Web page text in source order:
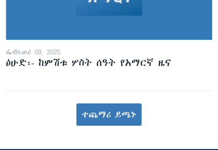
ፌብሩወሪ 09, 2025
ዕሁድ፡- ከምሽቱ ሦስት ሰዓት የአማርኛ ዜና
ተጨማሪ ይጫኑ